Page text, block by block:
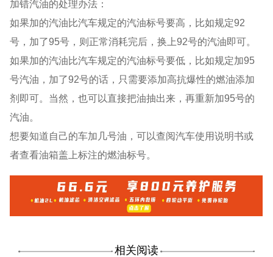
加错汽油的处理办法：
如果加的汽油比汽车规定的汽油标号要高，比如规定92
号，加了95号，则正常消耗完后，换上92号的汽油即可。
如果加的汽油比汽车规定的汽油标号要低，比如规定加95
号汽油，加了92号的话，只需要添加高抗爆性的燃油添加
剂即可。当然，也可以直接把油抽出来，再重新加95号的
汽油。
想要知道自己的车加几号油，可以查阅汽车使用说明书或
者查看油箱盖上标注的燃油标号。
相关阅读